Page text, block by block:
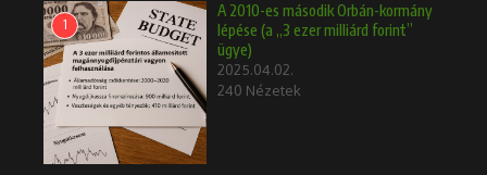
1
A 2010-es második Orbán-kormány
lépése (a „3 ezer milliárd forint”
ügye)
2025.04.02.
240 Nézetek